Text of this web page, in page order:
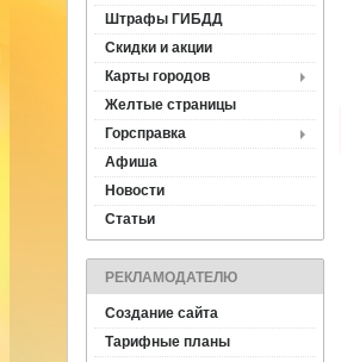
Штрафы ГИБДД
Скидки и акции
Карты городов
Желтые страницы
Горсправка
Афиша
Новости
Статьи
РЕКЛАМОДАТЕЛЮ
Создание сайта
Тарифные планы